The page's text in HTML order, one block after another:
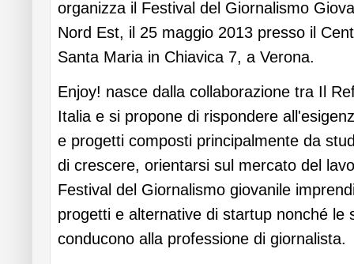
organizza il Festival del Giornalismo
Nord Est, il 25 maggio 2013 presso il
Santa Maria in Chiavica 7, a Verona.
Enjoy! nasce dalla collaborazione tra Il
Italia e si propone di rispondere
e progetti composti principalmente da
di crescere, orientarsi sul mercato del
Festival del Giornalismo giovanile
progetti e alternative di startup nonché le
conducono alla professione di giornalista.